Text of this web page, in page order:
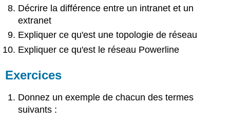
Décrire la différence entre un intranet et un
extranet
Expliquer ce qu'est une topologie de réseau
Expliquer ce qu'est le réseau Powerline
Exercices
Donnez un exemple de chacun des termes
suivants :